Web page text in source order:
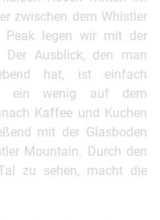
zwischen dem Whistler
Peak legen wir mit der
Der Ausblick, den man
hat, ist einfach
ein wenig auf dem
Kaffee und Kuchen
mit der Glasboden
Mountain. Durch den
zu sehen, macht die